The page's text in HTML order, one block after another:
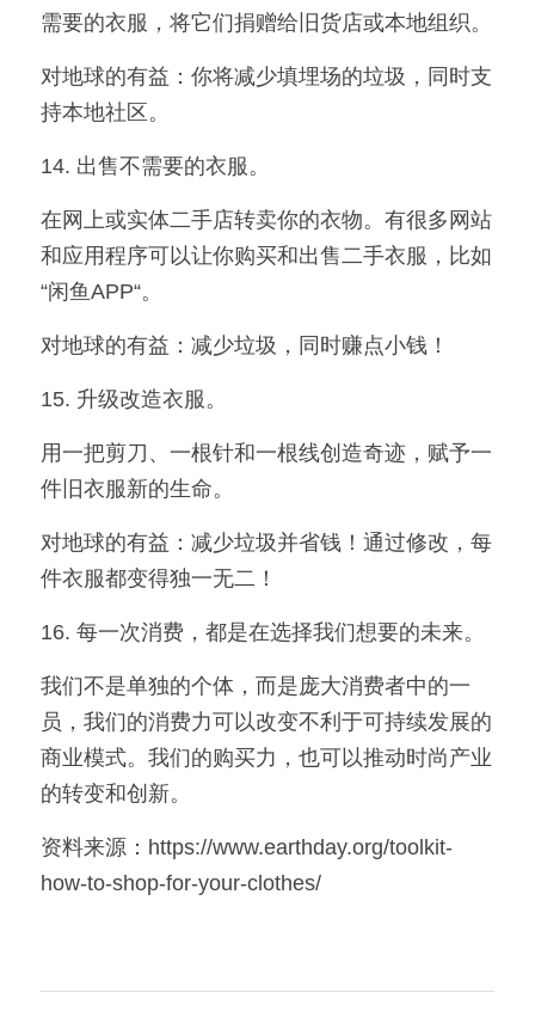
需要的衣服，将它们捐赠给旧货店或本地组织。
对地球的有益：你将减少填埋场的垃圾，同时支
持本地社区。
14. 出售不需要的衣服。
在网上或实体二手店转卖你的衣物。有很多网站
和应用程序可以让你购买和出售二手衣服，比如
“闲鱼APP“。
对地球的有益：减少垃圾，同时赚点小钱！
15. 升级改造衣服。
用一把剪刀、一根针和一根线创造奇迹，赋予一
件旧衣服新的生命。
对地球的有益：减少垃圾并省钱！通过修改，每
件衣服都变得独一无二！
16. 每一次消费，都是在选择我们想要的未来。
我们不是单独的个体，而是庞大消费者中的一
员，我们的消费力可以改变不利于可持续发展的
商业模式。我们的购买力，也可以推动时尚产业
的转变和创新。
资料来源：https://www.earthday.org/toolkit-
how-to-shop-for-your-clothes/